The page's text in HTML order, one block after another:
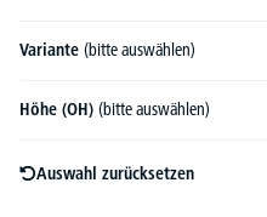
Variante (bitte auswählen)
Höhe (OH) (bitte auswählen)
Auswahl zurücksetzen